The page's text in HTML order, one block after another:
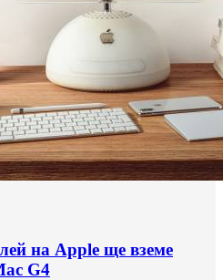
на Apple ще вземе
G4